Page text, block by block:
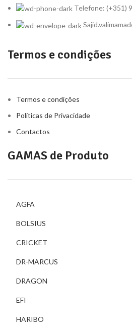
Telefone: (+351)
Termos e condições
Termos e condições
Políticas de Privacidade
Contactos
GAMAS de Produto
AGFA
BOLSIUS
CRICKET
DR-MARCUS
DRAGON
EFI
HARIBO